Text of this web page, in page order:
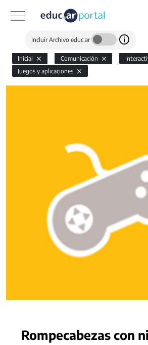
Incluir Archivo educ.ar
Inicial Comunicación
Juegos y aplicaciones
Rompecabezas con